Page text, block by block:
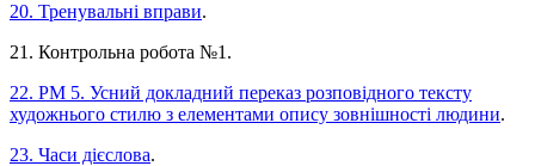
20. Тренувальні вправи.
21. Контрольна робота №1.
22. РМ 5. Усний докладний переказ розповідного тексту
художнього стилю з елементами опису зовнішності людини.
23. Часи дієслова.